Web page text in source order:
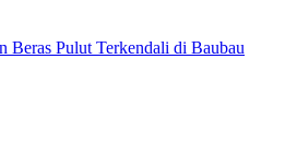
Beras Pulut Terkendali di Baubau